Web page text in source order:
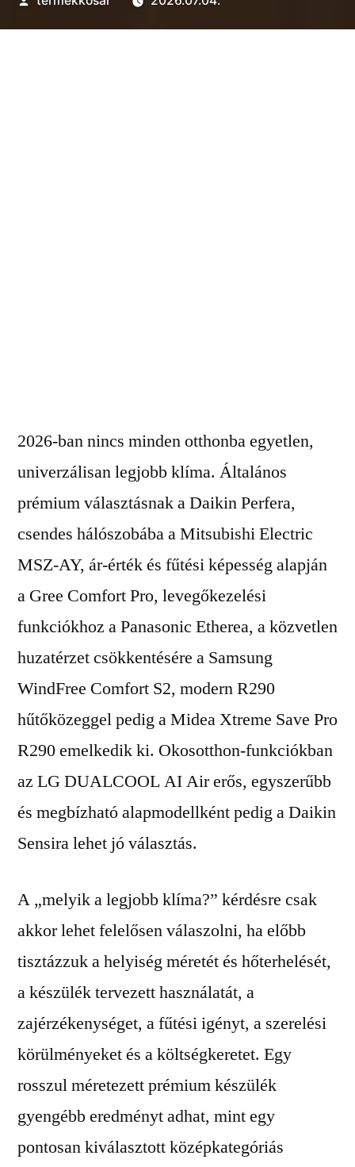
2026-ban nincs minden otthonba egyetlen,
univerzálisan legjobb klíma. Általános
prémium választásnak a Daikin Perfera,
csendes hálószobába a Mitsubishi Electric
MSZ-AY, ár-érték és fűtési képesség alapján
a Gree Comfort Pro, levegőkezelési
funkciókhoz a Panasonic Etherea, a közvetlen
huzatérzet csökkentésére a Samsung
WindFree Comfort S2, modern R290
hűtőközeggel pedig a Midea Xtreme Save Pro
R290 emelkedik ki. Okosotthon-funkciókban
az LG DUALCOOL AI Air erős, egyszerűbb
és megbízható alapmodellként pedig a Daikin
Sensira lehet jó választás.
A „melyik a legjobb klíma?” kérdésre csak
akkor lehet felelősen válaszolni, ha előbb
tisztázzuk a helyiség méretét és hőterhelését,
a készülék tervezett használatát, a
zajérzékenységet, a fűtési igényt, a szerelési
körülményeket és a költségkeretet. Egy
rosszul méretezett prémium készülék
gyengébb eredményt adhat, mint egy
pontosan kiválasztott középkategóriás